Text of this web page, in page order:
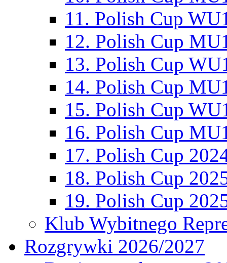
11. Polish Cup
12. Polish Cup
13. Polish Cup
14. Polish Cup
15. Polish Cup
16. Polish Cup
17. Polish Cup
18. Polish Cup
19. Polish Cup
Klub Wybitnego
Rozgrywki 2026/2027